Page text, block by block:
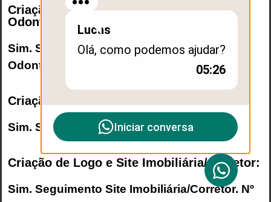
Criação de Logo e Site
Odontologia/Dentista:
Sim. SeguimentoSite
Odontologia/Dentista
Criação de Logo e Site Engenharia Civil:
Sim. SeguimentoSite Engenharia Civil . Nº 3
Criação de Logo e Site Imobiliária/Corretor:
Sim. Seguimento Site Imobiliária/Corretor. Nº
Lucas
Olá, como podemos ajudar?
05:26
Iniciar conversa